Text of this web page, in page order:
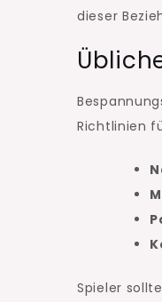
dieser
Richtlinien
Spieler